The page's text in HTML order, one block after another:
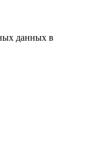
данных в